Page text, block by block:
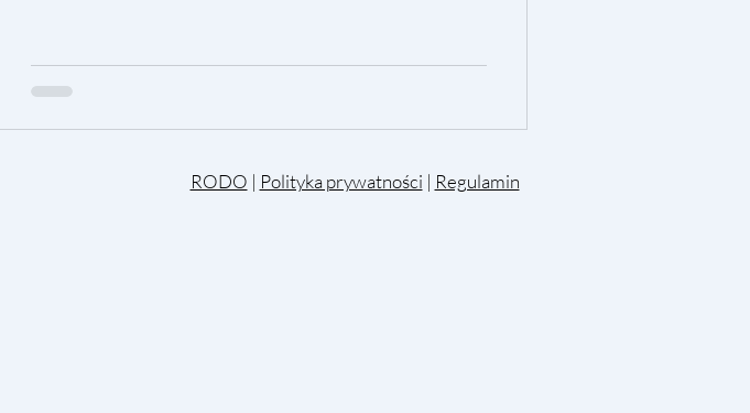
RODO | Polityka prywatności | Regulamin